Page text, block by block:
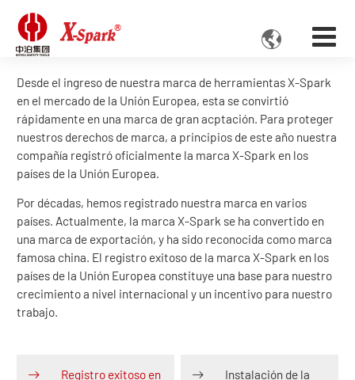

Desde el ingreso de nuestra marca de herramientas X-Spark
en el mercado de la Unión Europea, esta se convirtió
rápidamente en una marca de gran acptación. Para proteger
nuestros derechos de marca, a principios de este año nuestra
compañía registró oficialmente la marca X-Spark en los
países de la Unión Europea.
Por décadas, hemos registrado nuestra marca en varios
países. Actualmente, la marca X-Spark se ha convertido en
una marca de exportación, y ha sido reconocida como marca
famosa china. El registro exitoso de la marca X-Spark en los
países de la Unión Europea constituye una base para nuestro
crecimiento a nivel internacional y un incentivo para nuestro
trabajo.
Registro exitoso en
Instalación de la